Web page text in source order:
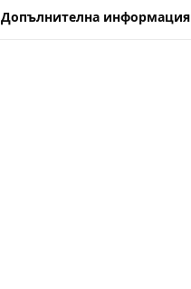
Допълнителна информация